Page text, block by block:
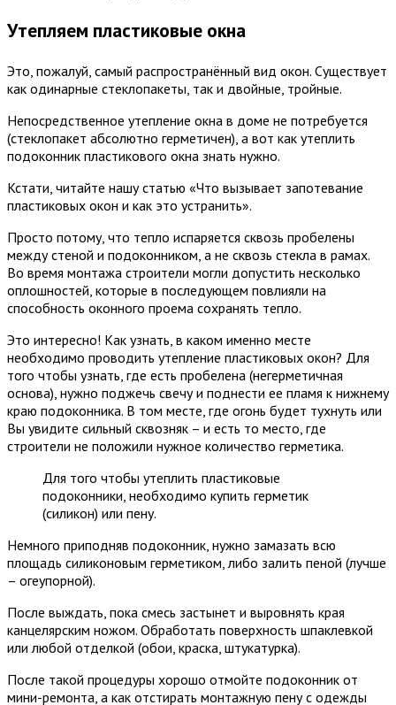
Утепляем пластиковые окна
Это, пожалуй, самый распространённый вид окон. Существует
как одинарные стеклопакеты, так и двойные, тройные.
Непосредственное утепление окна в доме не потребуется
(стеклопакет абсолютно герметичен), а вот как утеплить
подоконник пластикового окна знать нужно.
Кстати, читайте нашу статью «Что вызывает запотевание
пластиковых окон и как это устранить».
Просто потому, что тепло испаряется сквозь пробелены
между стеной и подоконником, а не сквозь стекла в рамах.
Во время монтажа строители могли допустить несколько
оплошностей, которые в последующем повлияли на
способность оконного проема сохранять тепло.
Это интересно! Как узнать, в каком именно месте
необходимо проводить утепление пластиковых окон? Для
того чтобы узнать, где есть пробелена (негерметичная
основа), нужно поджечь свечу и поднести ее пламя к нижнему
краю подоконника. В том месте, где огонь будет тухнуть или
Вы увидите сильный сквозняк – и есть то место, где
строители не положили нужное количество герметика.
Для того чтобы утеплить пластиковые
подоконники, необходимо купить герметик
(силикон) или пену.
Немного приподняв подоконник, нужно замазать всю
площадь силиконовым герметиком, либо залить пеной (лучше
– огеупорной).
После выждать, пока смесь застынет и выровнять края
канцелярским ножом. Обработать поверхность шпаклевкой
или любой отделкой (обои, краска, штукатурка).
После такой процедуры хорошо отмойте подоконник от
мини-ремонта, а как отстирать монтажную пену с одежды